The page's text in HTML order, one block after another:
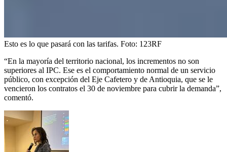
Esto es lo que pasará con las tarifas. Foto: 123RF
“En la mayoría del territorio nacional, los incrementos no son
superiores al IPC. Ese es el comportamiento normal de un servicio
público, con excepción del Eje Cafetero y de Antioquia, que se le
vencieron los contratos el 30 de noviembre para cubrir la demanda”,
comentó.